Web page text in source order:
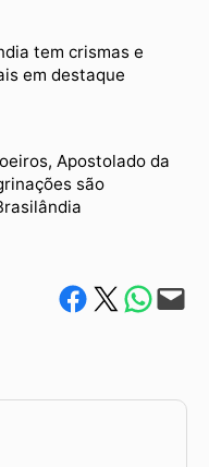
tem crismas e
em destaque
Apostolado da
são
Compartilhe no Facebook
Compartilhe no Twitter
Compartile via
Envie via e-mail